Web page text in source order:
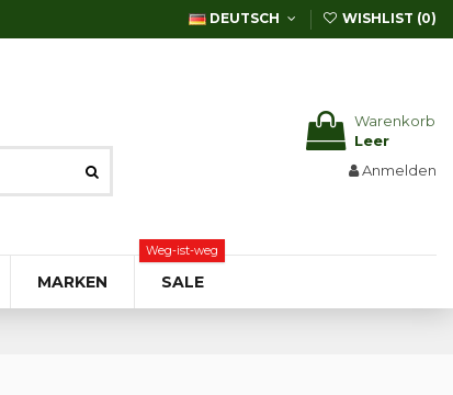
DEUTSCH WISHLIST (0)
Warenkorb
Leer
Anmelden
MARKEN SALE
Weg-ist-weg